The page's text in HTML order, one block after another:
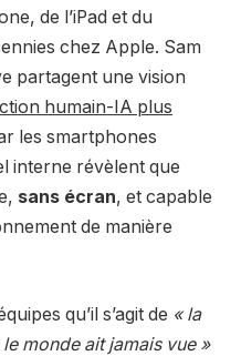
de l’iPad et du
chez Apple. Sam
partagent une vision
humain-IA plus
les smartphones
interne révèlent que
sans écran, et capable
de manière
qu’il s’agit de « la
monde ait jamais vue »